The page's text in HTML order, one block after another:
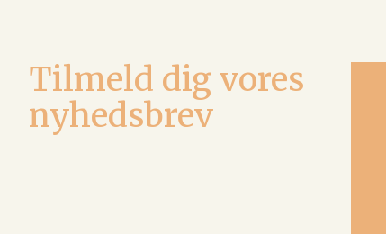
Tilmeld dig vores
nyhedsbrev